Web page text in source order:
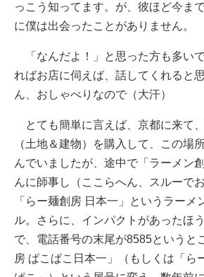
っこう知ってます。が、彼ほど今ま
に僕は出会ったことがありません。
「なんだよ！」と思った方も多い
ればお店に伺えば、話してくれると
ん、おしゃべりなので（大汗）
とても簡単に言えば、京都に来て
（土地＆建物）を購入して、この場
んでいましたが、途中で「ラーメン
んに師事し（ここらへん、スルーで
「らー麺創房 日本一」というラーメ
ル。さらに、インパクトがあったほ
で、電話番号の末尾が8585というと
房 ぱこぱこ日本一」（もしくは「ら